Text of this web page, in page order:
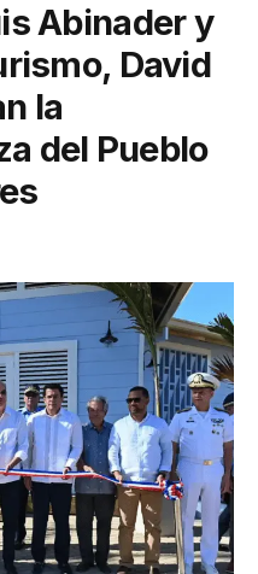
Abinader y
David
la
del Pueblo